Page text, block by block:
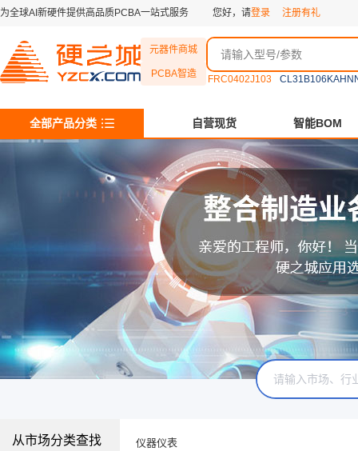
为全球AI新硬件提供高品质PCBA一站式服务 您好，请登录 注册有礼
元器件商城
PCBA智造 FRC0402J103
全部产品分类 自营现货 智能BOM
从市场分类查找 仪器仪表